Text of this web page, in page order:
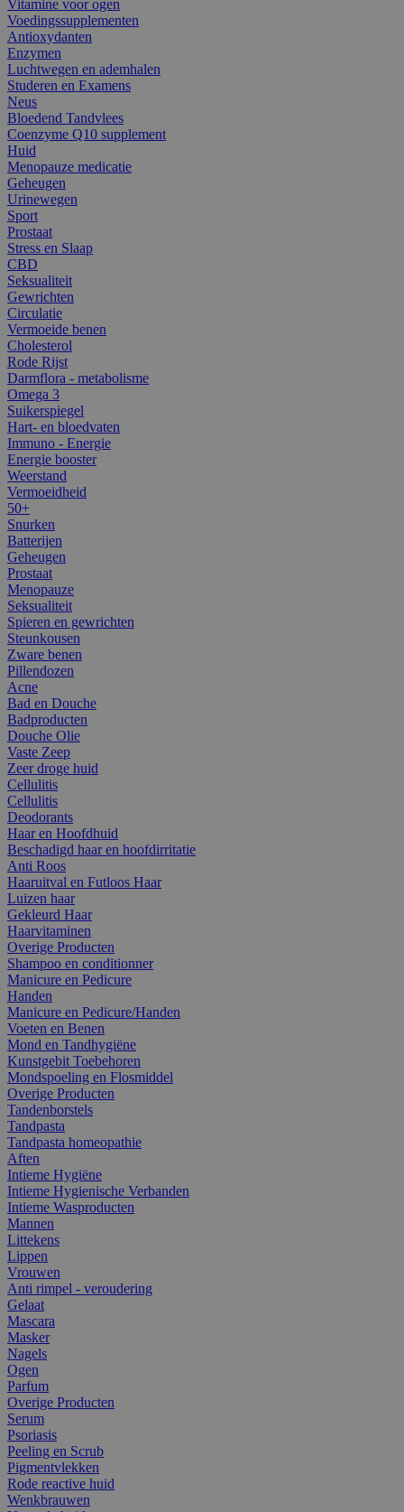
Vitamine voor ogen
Voedingssupplementen
Antioxydanten
Enzymen
Luchtwegen en ademhalen
Studeren en Examens
Neus
Bloedend Tandvlees
Coenzyme Q10 supplement
Huid
Menopauze medicatie
Geheugen
Urinewegen
Sport
Prostaat
Stress en Slaap
CBD
Seksualiteit
Gewrichten
Circulatie
Vermoeide benen
Cholesterol
Rode Rijst
Darmflora - metabolisme
Omega 3
Suikerspiegel
Hart- en bloedvaten
Immuno - Energie
Energie booster
Weerstand
Vermoeidheid
50+
Snurken
Batterijen
Geheugen
Prostaat
Menopauze
Seksualiteit
Spieren en gewrichten
Steunkousen
Zware benen
Pillendozen
Acne
Bad en Douche
Badproducten
Douche Olie
Vaste Zeep
Zeer droge huid
Cellulitis
Cellulitis
Deodorants
Haar en Hoofdhuid
Beschadigd haar en hoofdirritatie
Anti Roos
Haaruitval en Futloos Haar
Luizen haar
Gekleurd Haar
Haarvitaminen
Overige Producten
Shampoo en conditionner
Manicure en Pedicure
Handen
Manicure en Pedicure/Handen
Voeten en Benen
Mond en Tandhygiëne
Kunstgebit Toebehoren
Mondspoeling en Flosmiddel
Overige Producten
Tandenborstels
Tandpasta
Tandpasta homeopathie
Aften
Intieme Hygiëne
Intieme Hygienische Verbanden
Intieme Wasproducten
Mannen
Littekens
Lippen
Vrouwen
Anti rimpel - veroudering
Gelaat
Mascara
Masker
Nagels
Ogen
Parfum
Overige Producten
Serum
Psoriasis
Peeling en Scrub
Pigmentvlekken
Rode reactive huid
Wenkbrauwen